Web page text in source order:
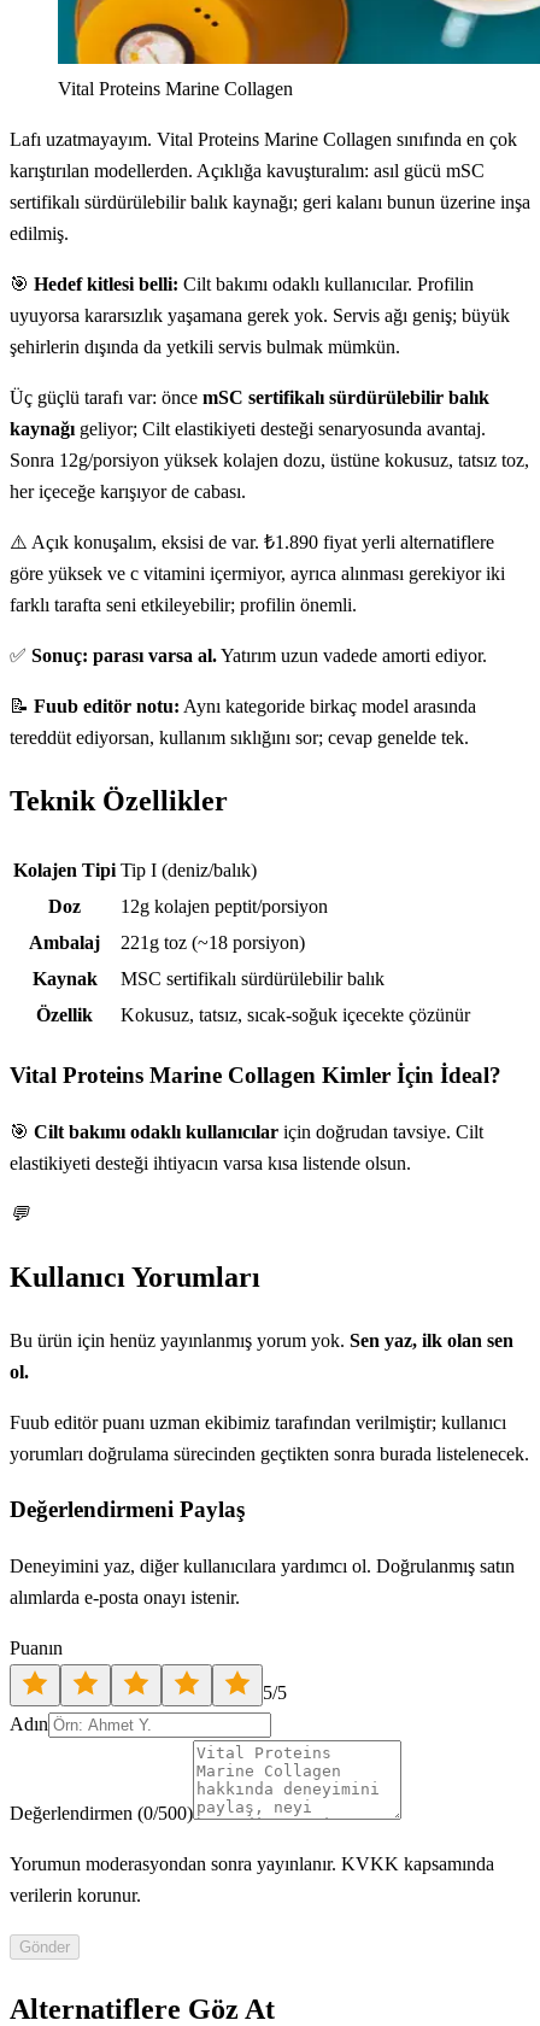
Vital Proteins Marine Collagen
Lafı uzatmayayım. Vital Proteins Marine Collagen sınıfında en çok
karıştırılan modellerden. Açıklığa kavuşturalım: asıl gücü mSC
sertifikalı sürdürülebilir balık kaynağı; geri kalanı bunun üzerine inşa
edilmiş.
🎯 Hedef kitlesi belli: Cilt bakımı odaklı kullanıcılar. Profilin
uyuyorsa kararsızlık yaşamana gerek yok. Servis ağı geniş; büyük
şehirlerin dışında da yetkili servis bulmak mümkün.
Üç güçlü tarafı var: önce mSC sertifikalı sürdürülebilir balık
kaynağıgeliyor; Cilt elastikiyeti desteği senaryosunda avantaj.
Sonra 12g/porsiyon yüksek kolajen dozu, üstüne kokusuz, tatsız toz,
her içeceğe karışıyor de cabası.
⚠️ Açık konuşalım, eksisi de var. ₺1.890 fiyat yerli alternatiflere
göre yüksek ve c vitamini içermiyor, ayrıca alınması gerekiyor iki
farklı tarafta seni etkileyebilir; profilin önemli.
✅ Sonuç: parası varsa al.Yatırım uzun vadede amorti ediyor.
📝 Fuub editör notu: Aynı kategoride birkaç model arasında
tereddüt ediyorsan, kullanım sıklığını sor; cevap genelde tek.
Teknik Özellikler
Teknik özellikler
Kolajen Tipi Tip I (deniz/balık)
Doz
12g kolajen peptit/porsiyon
Ambalaj
221g toz (~18 porsiyon)
Kaynak
MSC sertifikalı sürdürülebilir balık
Özellik
Kokusuz, tatsız, sıcak-soğuk içecekte çözünür
Vital Proteins Marine Collagen Kimler İçin İdeal?
🎯 Cilt bakımı odaklı kullanıcılar için doğrudan tavsiye. Cilt
elastikiyeti desteği ihtiyacın varsa kısa listende olsun.
💬
Kullanıcı Yorumları
Bu ürün için henüz yayınlanmış yorum yok. Sen yaz, ilk olan sen
ol.
Fuub editör puanı uzman ekibimiz tarafından verilmiştir; kullanıcı
yorumları doğrulama sürecinden geçtikten sonra burada listelenecek.
Değerlendirmeni Paylaş
Deneyimini yaz, diğer kullanıcılara yardımcı ol. Doğrulanmış satın
alımlarda e-posta onayı istenir.
Puanın
5/5
Adın
Değerlendirmen (0/500)
Yorumun moderasyondan sonra yayınlanır. KVKK kapsamında
verilerin korunur.
Gönder
Alternatiflere Göz At